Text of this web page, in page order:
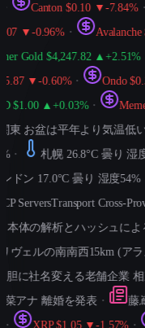
Canton $0.10 ▼-7.84%・
▼-0.96%・ Avalanche
Gold $4,247.82 ▲+2.51%・
▼-0.60%・ Ondo $0.37
▲+0.03%・
お盆は平年より気温低い予
札幌 26.8°C 曇り 湿度
ン 17.0°C 曇り 湿度54%・
Cross-
の解析とハッシュによる
ルの南南西15km (アラス
社名変える老舗企業 相次
ナ 離婚を発表・ 藤嶌
XRP $1.05 ▼-1.57%・